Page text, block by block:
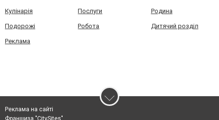
Кулінарія Послуги Родина
Подорожі Робота Дитячий розділ
Реклама
Реклама на сайті
Франшиза "CitySites"